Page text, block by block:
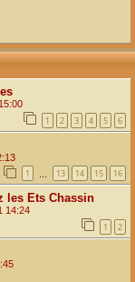
1 2 3 4 5 6
1 13 14 15 16
les Ets Chassin
14:24
1 2